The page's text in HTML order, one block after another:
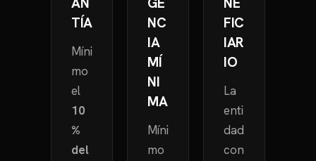
TÍA
Míni
mo
el
10
%
del
NC
IA
MÍ
NI
MA
Míni
mo
FIC
IAR
IO
La
enti
dad
con